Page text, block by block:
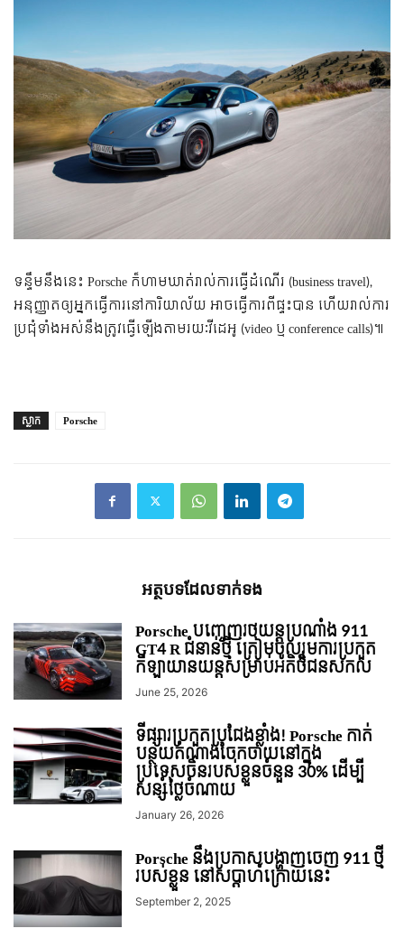
ទន្ទឹមនឹងនេះ Porsche ក៏ហាមឃាត់រាល់ការធ្វើដំណើរ (business travel),
អនុញ្ញាតឲ្យអ្នកធ្វើការនៅការិយាល័យ អាចធ្វើការពីផ្ទះបាន ហើយរាល់ការ
ប្រជុំទាំងអស់នឹងត្រូវធ្វើឡើងតាមរយៈវីដេអូ (video ឬ conference calls)៕
ស្លាក Porsche
អត្ថបទ​ដែល​ទាក់ទង
Porsche បញ្ចេញរថយន្តប្រណាំង 911
GT4 R ជំនាន់ថ្មី ត្រៀមចូលរួមការប្រកួត
កីឡាយានយន្តសម្រាប់អតិថិជនសកល
June 25, 2026
ទីផ្សារប្រកួតប្រជែងខ្លាំង! Porsche កាត់
បន្ថយតំណាងចែកចាយនៅក្នុង
ប្រទេសចិនរបស់ខ្លួនចំនួន 30% ដើម្បី
សន្សំថ្លៃចំណាយ
January 26, 2026
Porsche នឹងប្រកាសបង្ហាញចេញ 911 ថ្មី
របស់ខ្លួន នៅសប្តាហ៍ក្រោយនេះ
September 2, 2025